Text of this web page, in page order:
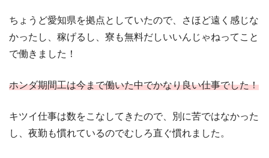
ちょうど愛知県を拠点としていたので、さほど遠く感じな
かったし、稼げるし、寮も無料だしいいんじゃねってこと
で働きました！
ホンダ期間工は今まで働いた中でかなり良い仕事でした！
キツイ仕事は数をこなしてきたので、別に苦ではなかった
し、夜勤も慣れているのでむしろ直ぐ慣れました。